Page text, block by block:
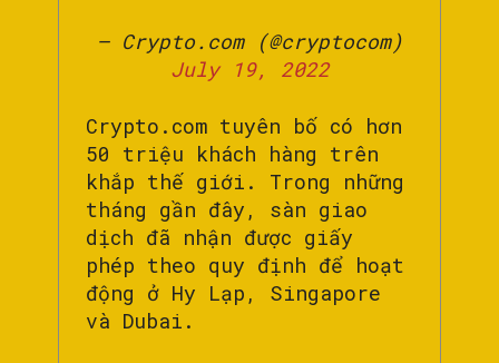
— Crypto.com (@cryptocom)
July 19, 2022
Crypto.com tuyên bố có hơn
50 triệu khách hàng trên
khắp thế giới. Trong những
tháng gần đây, sàn giao
dịch đã nhận được giấy
phép theo quy định để hoạt
động ở Hy Lạp, Singapore
và Dubai.